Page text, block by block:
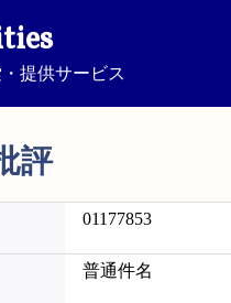
提供サービス
評
01177853
普通件名